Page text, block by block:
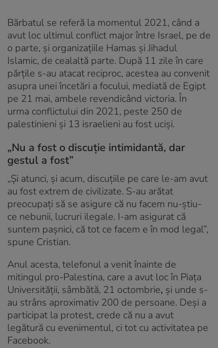
Bărbatul se referă la momentul 2021, când a
avut loc ultimul conflict major între Israel, pe de
o parte, şi organizaţiile Hamas şi Jihadul
Islamic, de cealaltă parte. După 11 zile în care
părţile s-au atacat reciproc, acestea au convenit
asupra unei încetări a focului, mediată de Egipt
pe 21 mai, ambele revendicând victoria. În
urma conflictului din 2021, peste 250 de
palestinieni şi 13 israelieni au fost uciși.
„Nu a fost o discuție intimidantă, dar
gestul a fost”
„Și atunci, și acum, discuțiile pe care le-am avut
au fost extrem de civilizate. S-au arătat
preocupați să se asigure că nu facem nu-știu-
ce nebunii, lucruri ilegale. I-am asigurat că
suntem pașnici, că tot ce facem e în mod legal”,
spune Cristian.
Anul acesta, telefonul a venit înainte de
mitingul pro-Palestina, care a avut loc în Piața
Universității, sâmbătă, 21 octombrie, și unde s-
au strâns aproximativ 200 de persoane. Deși a
participat la protest, crede că nu a avut
legătură cu evenimentul, ci tot cu activitatea pe
Facebook.